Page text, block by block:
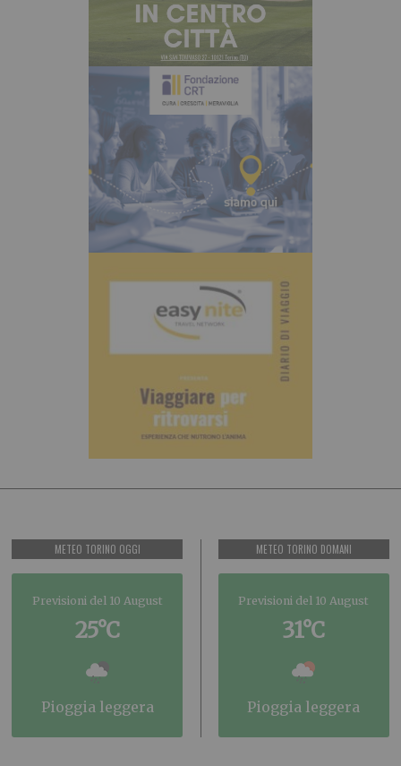
METEO TORINO OGGI
Previsioni del 10 August
25°C
pioggia leggera
METEO TORINO DOMANI
Previsioni del 10 August
31°C
pioggia leggera